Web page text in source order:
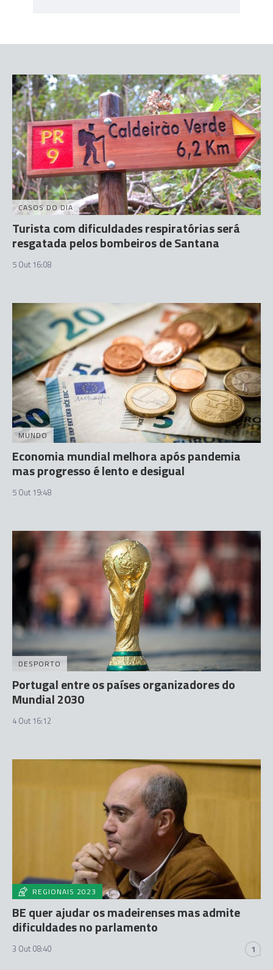
CASOS DO DIA
Turista com dificuldades respiratórias será
resgatada pelos bombeiros de Santana
5 Out 16:08
MUNDO
Economia mundial melhora após pandemia
mas progresso é lento e desigual
5 Out 19:48
DESPORTO
Portugal entre os países organizadores do
Mundial 2030
4 Out 16:12
REGIONAIS 2023
BE quer ajudar os madeirenses mas admite
dificuldades no parlamento
3 Out 08:40 1